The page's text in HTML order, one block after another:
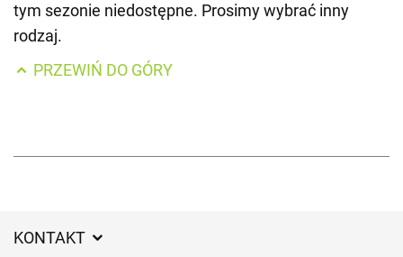
tym sezonie niedostępne. Prosimy wybrać inny
rodzaj.
PRZEWIŃ DO GÓRY
KONTAKT